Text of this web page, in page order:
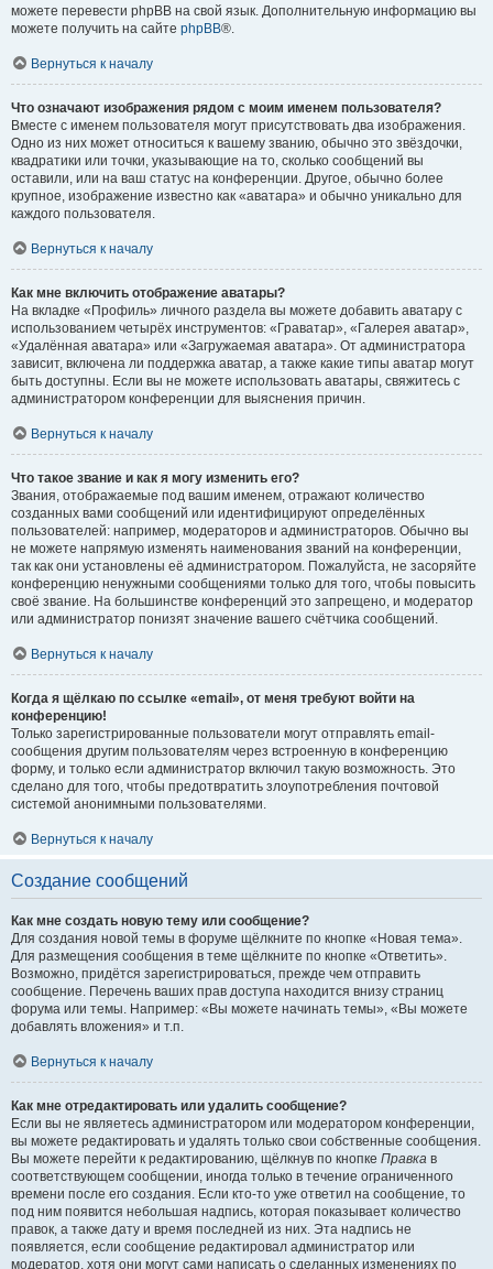
можете перевести phpBB на свой язык. Дополнительную информацию вы
можете получить на сайте phpBB®.
Вернуться к началу
Что означают изображения рядом с моим именем пользователя?
Вместе с именем пользователя могут присутствовать два изображения.
Одно из них может относиться к вашему званию, обычно это звёздочки,
квадратики или точки, указывающие на то, сколько сообщений вы
оставили, или на ваш статус на конференции. Другое, обычно более
крупное, изображение известно как «аватара» и обычно уникально для
каждого пользователя.
Вернуться к началу
Как мне включить отображение аватары?
На вкладке «Профиль» личного раздела вы можете добавить аватару с
использованием четырёх инструментов: «Граватар», «Галерея аватар»,
«Удалённая аватара» или «Загружаемая аватара». От администратора
зависит, включена ли поддержка аватар, а также какие типы аватар могут
быть доступны. Если вы не можете использовать аватары, свяжитесь с
администратором конференции для выяснения причин.
Вернуться к началу
Что такое звание и как я могу изменить его?
Звания, отображаемые под вашим именем, отражают количество
созданных вами сообщений или идентифицируют определённых
пользователей: например, модераторов и администраторов. Обычно вы
не можете напрямую изменять наименования званий на конференции,
так как они установлены её администратором. Пожалуйста, не засоряйте
конференцию ненужными сообщениями только для того, чтобы повысить
своё звание. На большинстве конференций это запрещено, и модератор
или администратор понизят значение вашего счётчика сообщений.
Вернуться к началу
Когда я щёлкаю по ссылке «email», от меня требуют войти на
конференцию!
Только зарегистрированные пользователи могут отправлять email-
сообщения другим пользователям через встроенную в конференцию
форму, и только если администратор включил такую возможность. Это
сделано для того, чтобы предотвратить злоупотребления почтовой
системой анонимными пользователями.
Вернуться к началу
Создание сообщений
Как мне создать новую тему или сообщение?
Для создания новой темы в форуме щёлкните по кнопке «Новая тема».
Для размещения сообщения в теме щёлкните по кнопке «Ответить».
Возможно, придётся зарегистрироваться, прежде чем отправить
сообщение. Перечень ваших прав доступа находится внизу страниц
форума или темы. Например: «Вы можете начинать темы», «Вы можете
добавлять вложения» и т.п.
Вернуться к началу
Как мне отредактировать или удалить сообщение?
Если вы не являетесь администратором или модератором конференции,
вы можете редактировать и удалять только свои собственные сообщения.
Вы можете перейти к редактированию, щёлкнув по кнопке Правка в
соответствующем сообщении, иногда только в течение ограниченного
времени после его создания. Если кто-то уже ответил на сообщение, то
под ним появится небольшая надпись, которая показывает количество
правок, а также дату и время последней из них. Эта надпись не
появляется, если сообщение редактировал администратор или
модератор, хотя они могут сами написать о сделанных изменениях по